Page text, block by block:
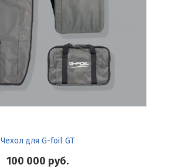
Чехол для G-foil GT
100 000 руб.